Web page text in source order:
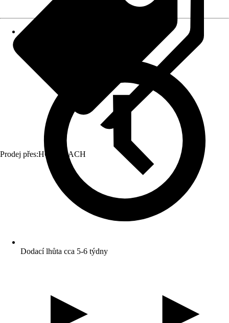
Prodej přes:HORNBACH
Dodací lhůta cca 5-6 týdny